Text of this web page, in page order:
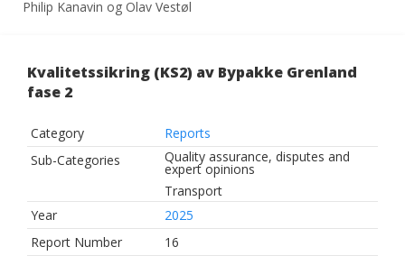
Philip Kanavin og Olav Vestøl
Kvalitetssikring (KS2) av Bypakke Grenland
fase 2
Category
Reports
Sub-Categories
Quality assurance, disputes and
expert opinions
Transport
Year
2025
Report Number
16